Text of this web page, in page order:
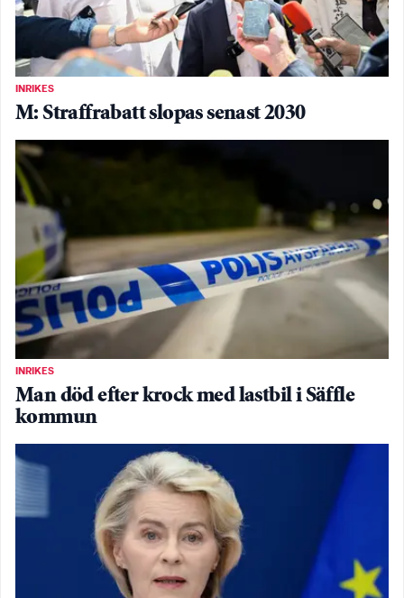
INRIKES
M: Straffrabatt slopas senast 2030
INRIKES
Man död efter krock med lastbil i Säffle
kommun